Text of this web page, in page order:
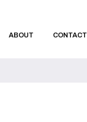
ABOUT CONTACT